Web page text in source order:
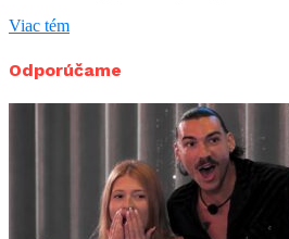
Viac tém
Odporúčame